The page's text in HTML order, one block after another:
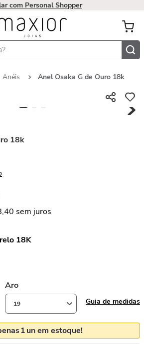
com Personal Shopper
Anéis Anel Osaka G de Ouro 18k
18k
,40 sem juros
18K
Guia de medidas
Aro
19
1un em estoque!